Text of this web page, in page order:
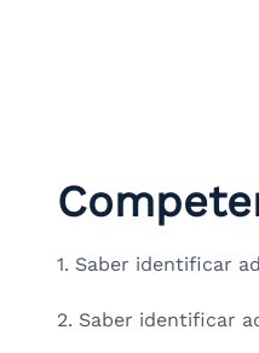
1. Saber identificar
2. Saber identificar